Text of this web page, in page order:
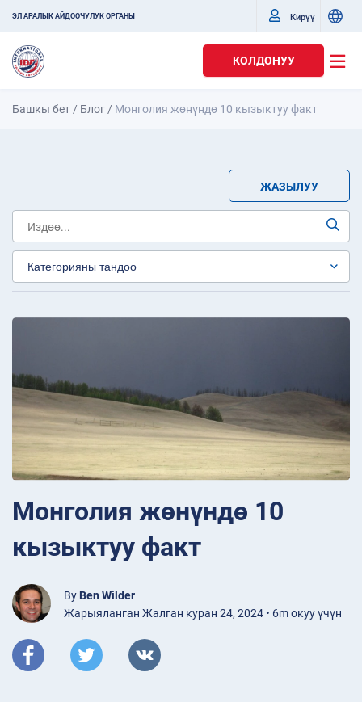
ЭЛ АРАЛЫК АЙДООЧУЛУК ОРГАНЫ Кирүү
КОЛДОНУУ
Башкы бет / Блог / Монголия жөнүндө 10 кызыктуу факт
ЖАЗЫЛУУ
Монголия жөнүндө 10
кызыктуу факт
By Ben Wilder
Жарыяланган Жалган куран 24, 2024 • 6m окуу үчүн